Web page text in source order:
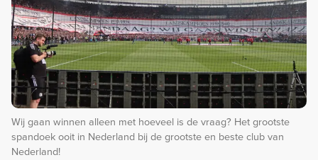
Wij gaan winnen alleen met hoeveel is de vraag? Het grootste
spandoek ooit in Nederland bij de grootste en beste club van
Nederland!